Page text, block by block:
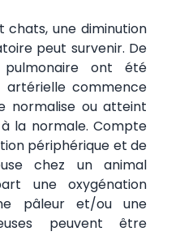
chats, une diminution
peut survenir. De
ont été
artérielle commence
normalise ou atteint
la normale. Compte
périphérique et de
chez un animal
une oxygénation
pâleur et/ou une
peuvent être